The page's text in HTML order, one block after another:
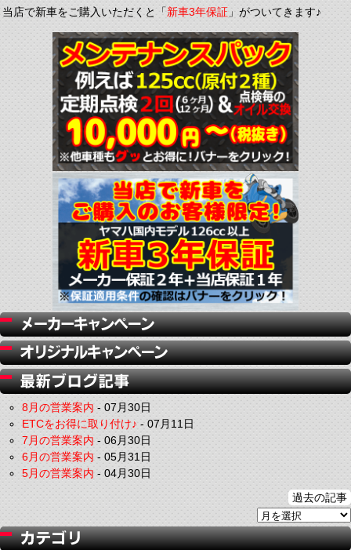
当店で新車をご購入いただくと「新車3年保証」がついてきます♪
8月の営業案内-07月30日
ETCをお得に取り付け♪-07月11日
7月の営業案内-06月30日
6月の営業案内-05月31日
5月の営業案内-04月30日
過去の記事